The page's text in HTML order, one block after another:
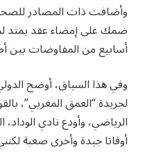
وأضافت ذات المصادر
ضمك على إمضاء عقد يمتد
أسابيع من المفاوضات بين
وفي هذا السياق، أوضح
لجريدة “العمق المغربي”،
الرياضي، وأودع نادي
أوقاتا جيدة وأخرى صعبة